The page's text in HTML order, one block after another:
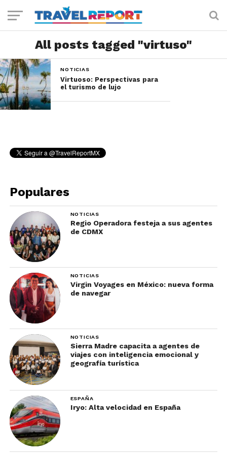
All posts tagged "virtuso"
NOTICIAS
Virtuoso: Perspectivas para
el turismo de lujo
Populares
NOTICIAS
Regio Operadora festeja a sus agentes
de CDMX
NOTICIAS
Virgin Voyages en México: nueva forma
de navegar
NOTICIAS
Sierra Madre capacita a agentes de
viajes con inteligencia emocional y
geografía turística
ESPAÑA
Iryo: Alta velocidad en España